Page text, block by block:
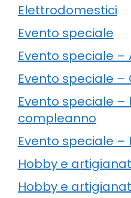
Elettrodomestici
Evento speciale
Evento speciale –
Evento speciale
Evento speciale –
compleanno
Evento speciale –
Hobby e
Hobby e